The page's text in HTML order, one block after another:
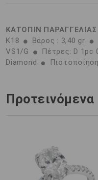
ΚΑΤΟΠΙΝ ΠΑΡΑΓΓΕΛΙΑΣ
K18
Βάρος : 3,40 gr
VS1/G
Πέτρες: D 1pc
Diamond
Προτεινόμενα